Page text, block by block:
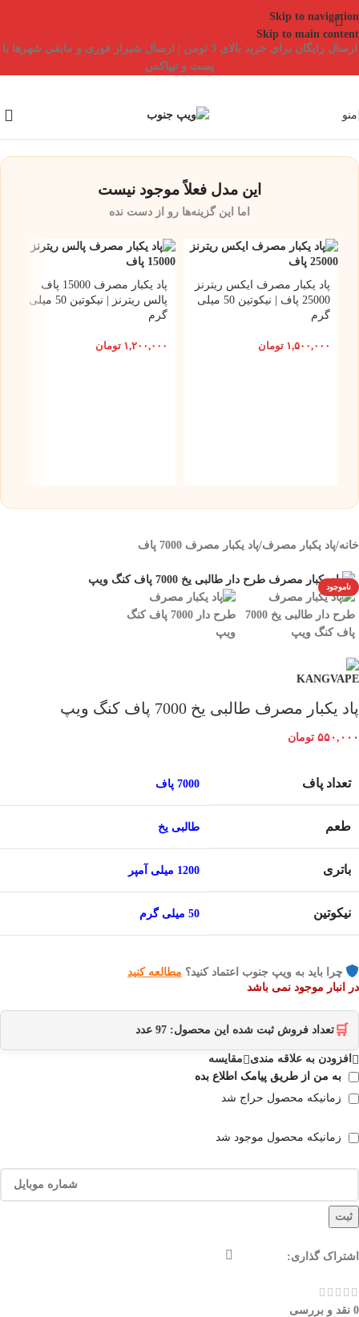
Skip to navigation
Skip to main content
ارسال رایگان برای خرید بالای 3 تومن | ارسال شیراز فوری و مابقی شهرها با
پست و تیپاکس
منو
این مدل فعلاً موجود نیست
اما این گزینه‌ها رو از دست نده
پاد یکبار مصرف ایکس ریترنز
25000 پاف | نیکوتین 50 میلی
گرم
۱,۵۰۰,۰۰۰ تومان
پاد یکبار مصرف 15000 پاف
پالس ریترنز | نیکوتین 50 میلی
گرم
۱,۲۰۰,۰۰۰ تومان
خانه/پاد یکبار مصرف/پاد یکبار مصرف 7000 پاف
ناموجود
پاد یکبار مصرف طالبی یخ 7000 پاف کنگ ویپ
۵۵۰,۰۰۰ تومان
تعداد پاف 7000 پاف
طعم طالبی یخ
باتری 1200 میلی آمپر
نیکوتین 50 میلی گرم
چرا باید به ویپ جنوب اعتماد کنید؟ مطالعه کنید
در انبار موجود نمی باشد
🛒 تعداد فروش ثبت شده این محصول: 97 عدد
افزودن به علاقه مندی
مقایسه
به من از طریق پیامک اطلاع بده
زمانیکه محصول حراج شد
زمانیکه محصول موجود شد
ثبت
اشتراک گذاری:
0 نقد و بررسی